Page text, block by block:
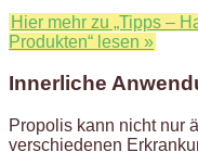
Hier mehr zu „Tipps –
Produkten“ lesen »
Innerliche
Propolis kann nicht nur
verschiedenen